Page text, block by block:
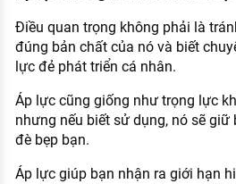
Điều quan trọng không phải là
đúng bản chất của nó và biết
lực đẻ phát triển cá nhân.
Áp lực cũng giống như trọng lực
nhưng nếu biết sử dụng, nó sẽ
đè bẹp bạn.
Áp lực giúp bạn nhận ra giới hạn